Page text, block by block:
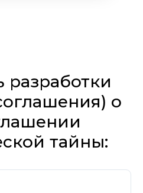
разработки
о
тайны: